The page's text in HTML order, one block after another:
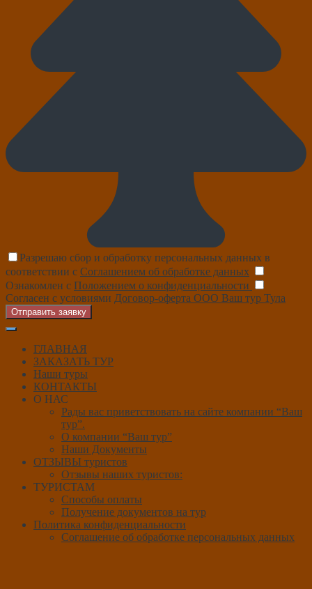
Разрешаю сбор и обработку персональных данных в
соответствии с Соглашением об обработке данных
Ознакомлен с Положением о конфиденциальности
Согласен с условиями Договор-оферта ООО Ваш тур Тула
Отправить заявку
ГЛАВНАЯ
ЗАКАЗАТЬ ТУР
Наши туры
КОНТАКТЫ
О НАС
Рады вас приветствовать на сайте компании “Ваш
тур”.
О компании “Ваш тур”
Наши Документы
ОТЗЫВЫ туристов
Отзывы наших туристов:
ТУРИСТАМ
Способы оплаты
Получение документов на тур
Политика конфиденциальности
Соглашение об обработке персональных данных